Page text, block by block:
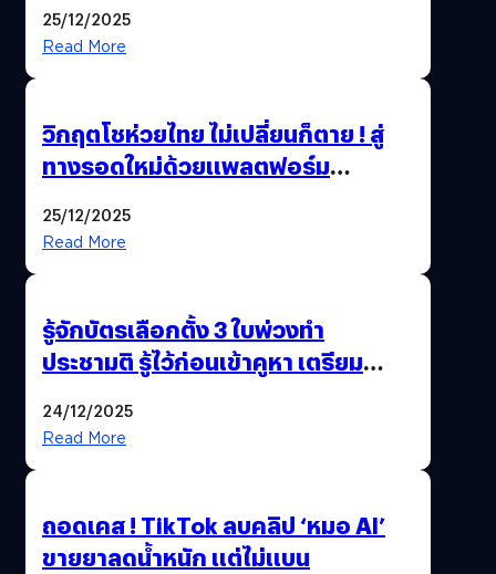
25/12/2025
Read More
วิกฤตโชห่วยไทย ไม่เปลี่ยนก็ตาย ! สู่
ทางรอดใหม่ด้วยแพลตฟอร์ม
25/12/2025
Read More
รู้จักบัตรเลือกตั้ง 3 ใบพ่วงทำ
ประชามติ รู้ไว้ก่อนเข้าคูหา เตรียม
24/12/2025
Read More
ถอดเคส ! TikTok ลบคลิป ‘หมอ AI’
ขายยาลดน้ำหนัก แต่ไม่แบน